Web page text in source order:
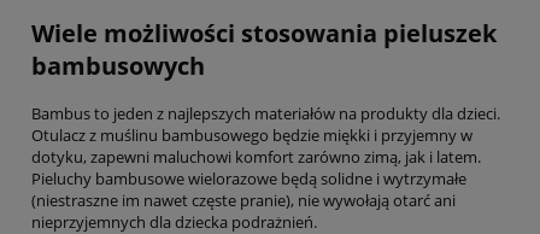
Wiele możliwości stosowania pieluszek
bambusowych
Bambus to jeden z najlepszych materiałów na produkty dla dzieci.
Otulacz z muślinu bambusowego będzie miękki i przyjemny w
dotyku, zapewni maluchowi komfort zarówno zimą, jak i latem.
Pieluchy bambusowe wielorazowe będą solidne i wytrzymałe
(niestraszne im nawet częste pranie), nie wywołają otarć ani
nieprzyjemnych dla dziecka podrażnień.